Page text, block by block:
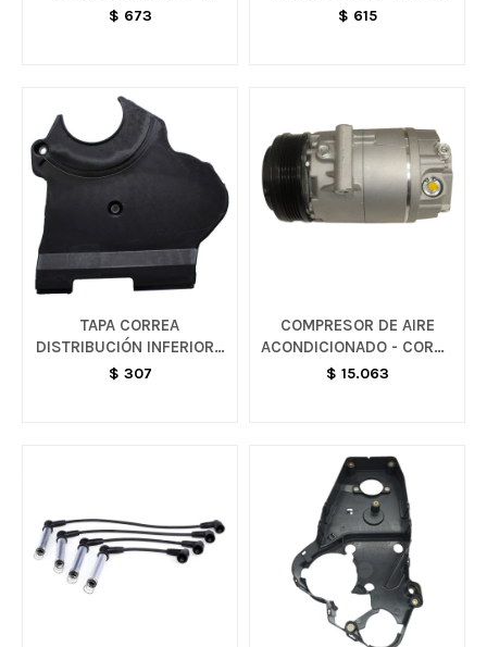
MERIVA
$ 673
MODELOS
$ 615
TAPA CORREA
DISTRIBUCIÓN INFERIOR -
VARIOS MODELOS
$ 307
COMPRESOR DE AIRE
ACONDICIONADO - CORSA
G2 / MONTANA / MERIVA
$ 15.063